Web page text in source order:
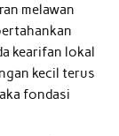
melawan
kearifan lokal
kecil terus
fondasi